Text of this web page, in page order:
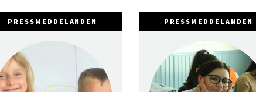
PRESSMEDDELANDEN PRESSMEDDELANDEN